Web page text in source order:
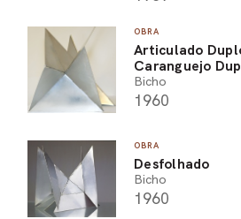
OBRA
Articulado
Caranguejo
Bicho
1960
OBRA
Desfolhado
Bicho
1960